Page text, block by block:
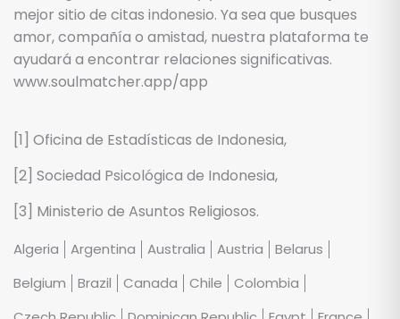
mejor sitio de citas indonesio. Ya sea que busques
amor, compañía o amistad, nuestra plataforma te
ayudará a encontrar relaciones significativas.
www.soulmatcher.app/app
[1] Oficina de Estadísticas de Indonesia,
[2] Sociedad Psicológica de Indonesia,
[3] Ministerio de Asuntos Religiosos.
Algeria Argentina Australia Austria
Belarus
Belgium
Brazil Canada Chile
Colombia